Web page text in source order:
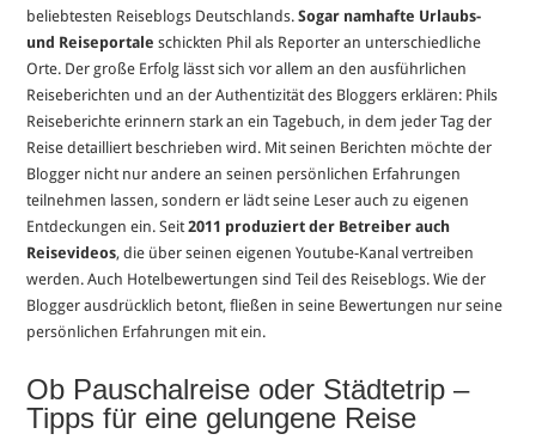
beliebtesten Reiseblogs Deutschlands.Sogar namhafte Urlaubs-
und Reiseportaleschickten Phil als Reporter an unterschiedliche
Orte. Der große Erfolg lässt sich vor allem an den ausführlichen
Reiseberichten und an der Authentizität des Bloggers erklären: Phils
Reiseberichte erinnern stark an ein Tagebuch, in dem jeder Tag der
Reise detailliert beschrieben wird. Mit seinen Berichten möchte der
Blogger nicht nur andere an seinen persönlichen Erfahrungen
teilnehmen lassen, sondern er lädt seine Leser auch zu eigenen
Entdeckungen ein. Seit2011 produziert der Betreiber auch
Reisevideos, die über seinen eigenen Youtube-Kanal vertreiben
werden. Auch Hotelbewertungen sind Teil des Reiseblogs. Wie der
Blogger ausdrücklich betont, fließen in seine Bewertungen nur seine
persönlichen Erfahrungen mit ein.
Ob Pauschalreise oder Städtetrip –
Tipps für eine gelungene Reise